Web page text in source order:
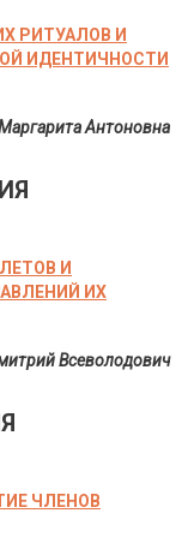
РИТУАЛОВ И
ИДЕНТИЧНОСТИ
Антоновна
И
ИХ
Всеволодович
ЧЛЕНОВ